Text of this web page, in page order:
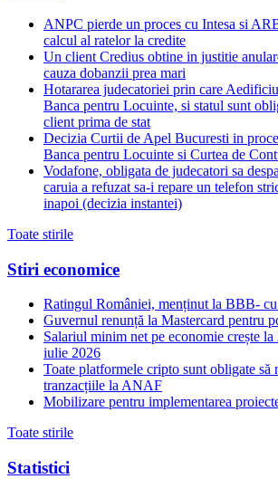
ANPC pierde un proces cu Intesa si
calcul al ratelor la credite
Un client Credius obtine in justitie
cauza dobanzii prea mari
Hotararea judecatoriei prin care
Banca pentru Locuinte, si statul sunt
client prima de stat
Decizia Curtii de Apel Bucuresti in
Banca pentru Locuinte si Curtea de
Vodafone, obligata de judecatori sa
caruia a refuzat sa-i repare un telefon
inapoi (decizia instantei)
Toate stirile
Stiri economice
Ratingul României, menținut la BBB- cu
Guvernul renunță la Mastercard pentru
Salariul minim net pe economie crește
iulie 2026
Toate platformele cripto sunt obligate să
tranzacțiile la ANAF
Mobilizare pentru implementarea
Toate stirile
Statistici